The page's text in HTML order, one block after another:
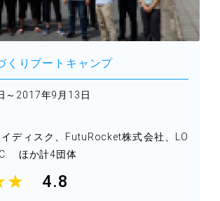
くりブートキャンプ
～2017年9月13日
ディスク、FutuRocket株式会社、LO
ほか計4団体
4.8